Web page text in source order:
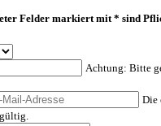
Felder markiert mit * sind
Achtung: Bitte
Die